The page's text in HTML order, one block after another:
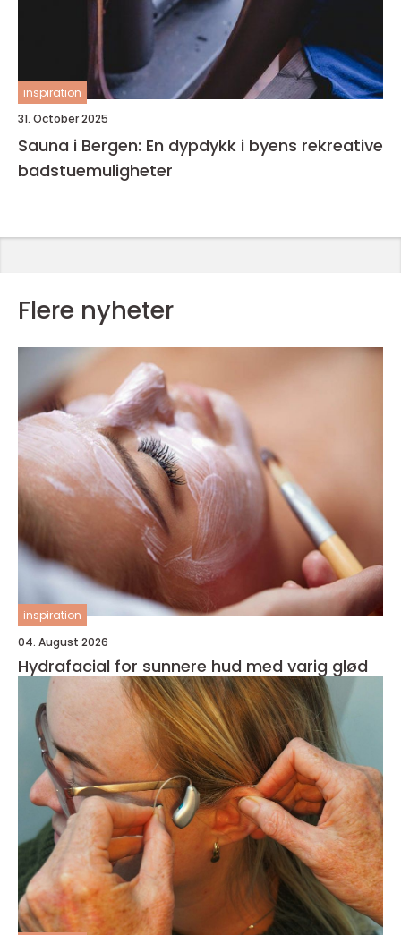
inspiration
31. October 2025
Sauna i Bergen: En dypdykk i byens rekreative
badstuemuligheter
Flere nyheter
inspiration
04. August 2026
Hydrafacial for sunnere hud med varig glød